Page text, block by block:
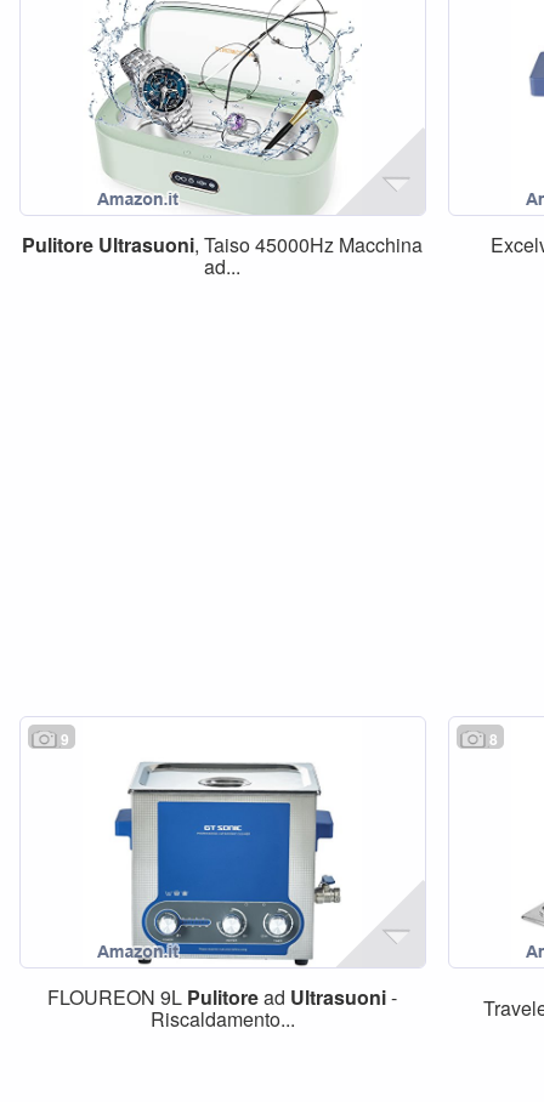
Pulitore Ultrasuoni, Taiso 45000Hz Macchina
ad...
9
FLOUREON 9L Pulitoread Ultrasuoni-
Riscaldamento...
8